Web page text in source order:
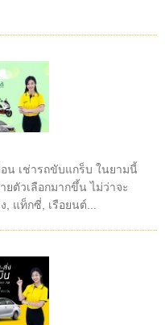
น เช่ารถขับแกร็บ ในยามนี้
ตัวเลือกมากขึ้น ไม่ว่าจะ
, แท็กซี่, เรือยนต์...